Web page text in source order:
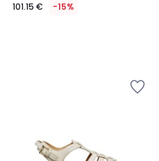
101.15 € -15%